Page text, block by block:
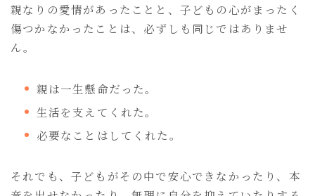
親なりの愛情があったことと、子どもの心がまったく
傷つかなかったことは、必ずしも同じではありませ
ん。
親は一生懸命だった。
生活を支えてくれた。
必要なことはしてくれた。
それでも、子どもがその中で安心できなかったり、本